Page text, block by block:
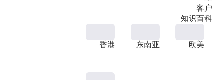
客户
知识百科
香港 东南亚 欧美